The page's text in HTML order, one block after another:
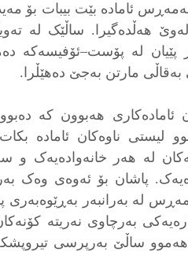
ئامادە بێت بیبات بۆ
هەڵدەگیرا. ساڵێک لە
لە پۆست–ئۆفیسەکە
مارتن بەجێ دەهێڵرا.
هەبوون کە دەبوو
ناوەکان ئامادە
لە هەر خانەوادەیەک و
پاشان بۆ ئەوەی وەک
لە بەرانبەر
بەرچاوی نەریتە
ساڵێ بەرپرسی